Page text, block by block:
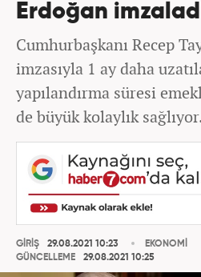
Erdoğan
Cumhurbaşkanı Recep
imzasıyla 1 ay daha
yapılandırma süresi
de büyük kolaylık sağlıyor.
GİRİŞ
29.08.2021 10:23
GÜNCELLEME
29.08.2021 10:25
EKONOMİ